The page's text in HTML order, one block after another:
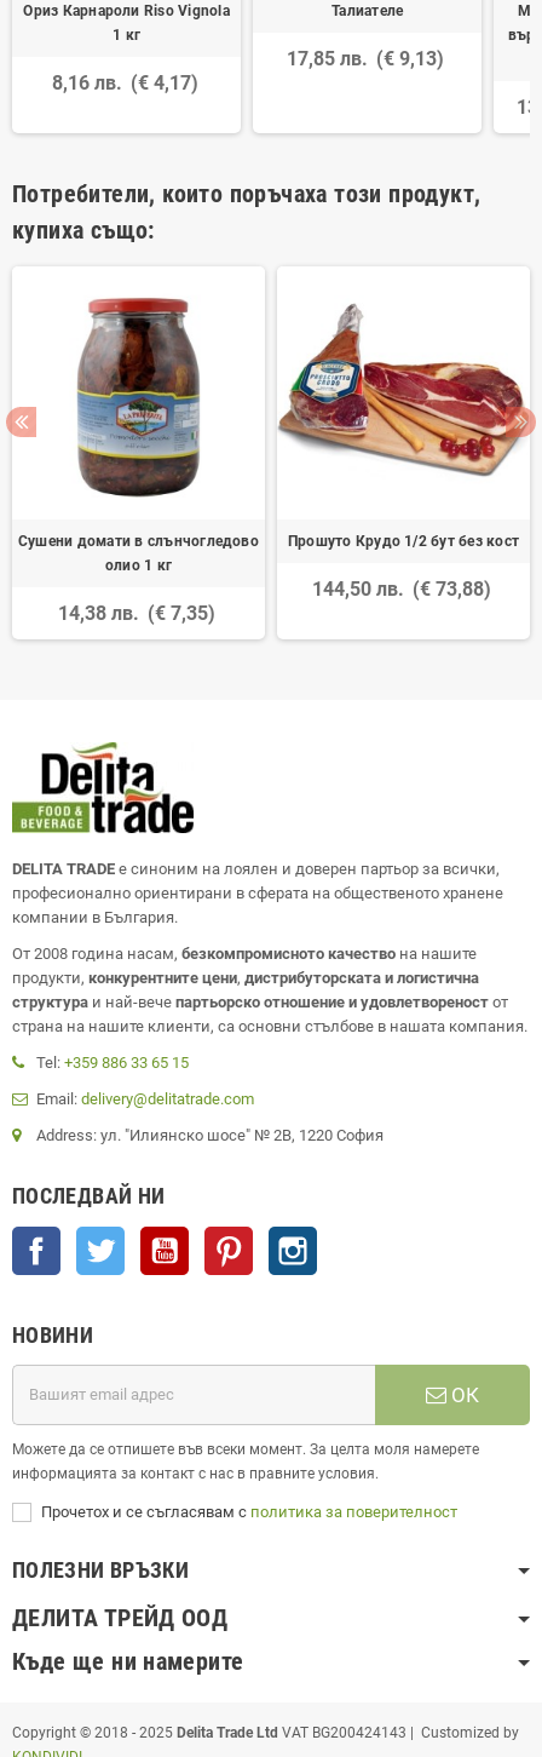
Ориз Карнароли Riso Vignola
1 кг
8,16 лв. (€ 4,17)
Талиателе
17,85 лв. (€ 9,13)
Потребители, които поръчаха този продукт,
купиха също:
Сушени домати в слънчогледово
олио 1 кг
14,38 лв. (€ 7,35)
Прошуто Крудо 1/2 бут без кост
144,50 лв. (€ 73,88)
DELITA TRADE е синоним на лоялен и доверен партьор за всички,
професионално ориентирани в сферата на общественото хранене
компании в България.
От 2008 година насам, безкомпромисното качество на нашите
продукти, конкурентните цени, дистрибуторската и логистична
структура и най-вече партьорско отношение и удовлетвореност от
страна на нашите клиенти, са основни стълбове в нашата компания.
Tel: +359 886 33 65 15
Email: delivery@delitatrade.com
Address: ул. "Илиянско шосе" № 2В, 1220 София
ПОСЛЕДВАЙ НИ
Facebook Twitter YouTube Pinterest
НОВИНИ
ОК
Можете да се отпишете във всеки момент. За целта моля намерете
информацията за контакт с нас в правните условия.
Прочетох и се съгласявам с политика за поверителност
ПОЛЕЗНИ ВРЪЗКИ
ДЕЛИТА ТРЕЙД ООД
Къде ще ни намерите
Copyright © 2018 - 2025 Delita Trade Ltd VAT BG200424143 | Customized by